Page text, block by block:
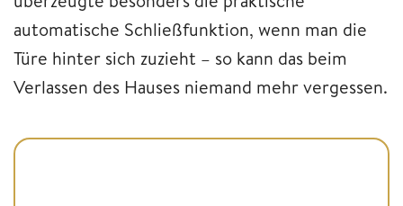
automatische Schließfunktion, wenn man die
Türe hinter sich zuzieht – so kann das beim
Verlassen des Hauses niemand mehr vergessen.